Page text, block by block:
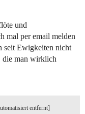
und
mal per email melden
seit Ewigkeiten nicht
die man wirklich
entfernt]